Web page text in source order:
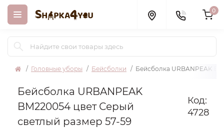
0
Головные уборы Бейсболки Бейсболка URBANPEAK
Бейсболка URBANPEAK
BM220054 цвет Серый
светлый размер 57-59
Код:
4728